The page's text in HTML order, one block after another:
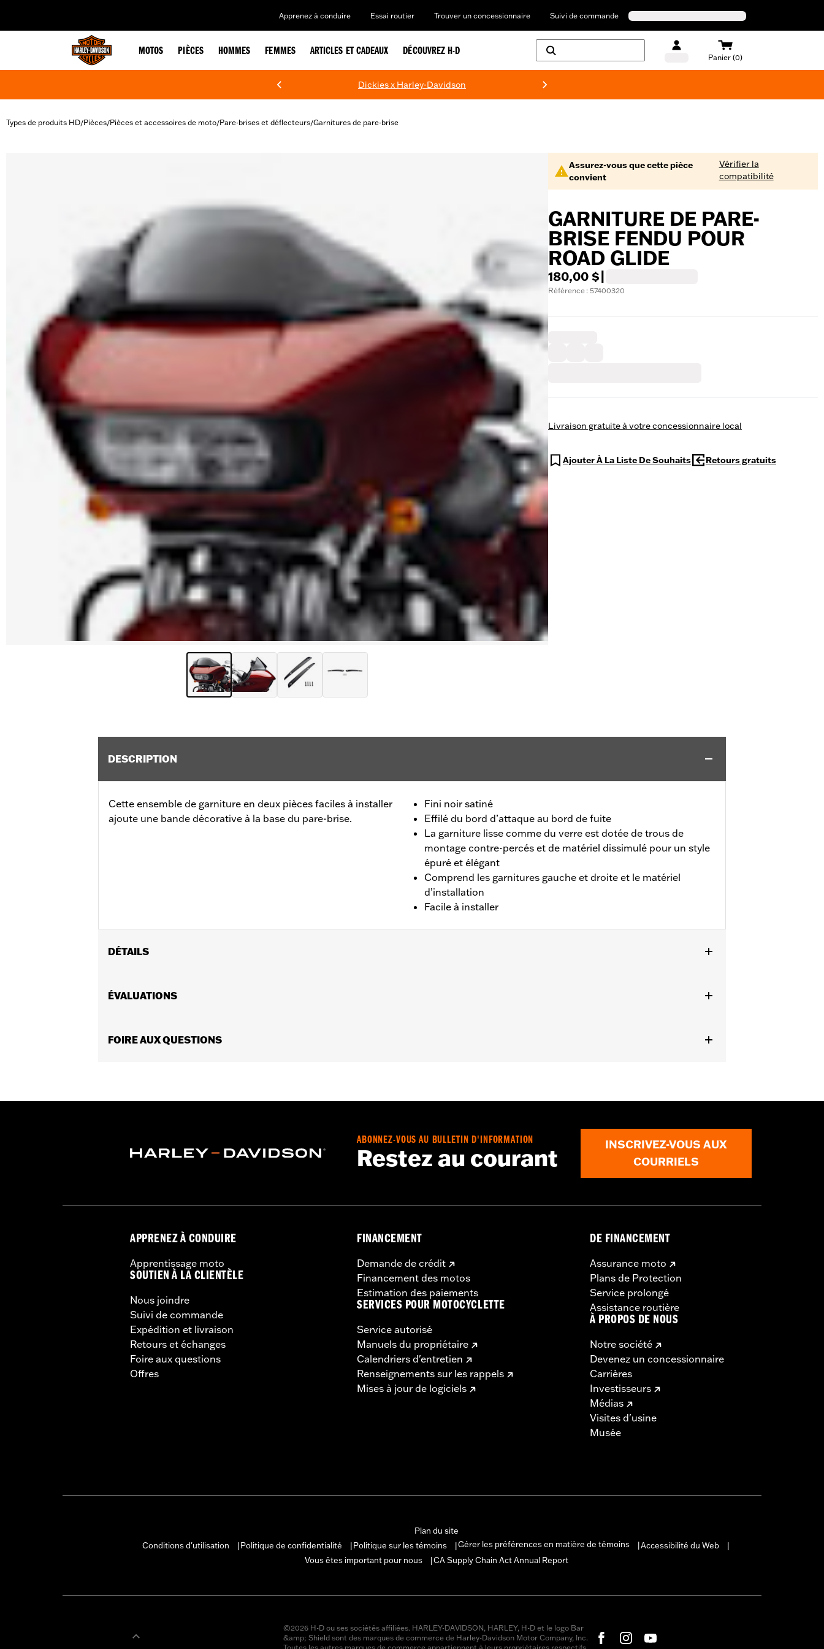
Apprenez à conduire Essai routier Trouver un concessionnaire Suivi de commande
MOTOS PIÈCES HOMMES FEMMES ARTICLES ET CADEAUX DÉCOUVREZ H-D
Panier (0)
Dickies x Harley-Davidson
Types de produits HD/Pièces/Pièces et accessoires de moto/Pare-brises et déflecteurs/Garnitures de pare-brise
Assurez-vous que cette pièce
convient
Vérifier la
compatibilité
GARNITURE DE PARE-
BRISE FENDU POUR
ROAD GLIDE
180,00 $
Référence : 57400320
Livraison gratuite à votre concessionnaire local
Ajouter À La Liste De Souhaits Retours gratuits
DESCRIPTION
Cette ensemble de garniture en deux pièces faciles à installer
ajoute une bande décorative à la base du pare-brise.
Fini noir satiné
Effilé du bord d’attaque au bord de fuite
La garniture lisse comme du verre est dotée de trous de
montage contre-percés et de matériel dissimulé pour un style
épuré et élégant
Comprend les garnitures gauche et droite et le matériel
d’installation
Facile à installer
DÉTAILS
FLTRXSTSE 2024 et après, et FLTRXRRSE 2025 et après.
Contenu de la boîte:Garnitures de gauche et de droite et matériel de fixation
ÉVALUATIONS
FOIRE AUX QUESTIONS
ABONNEZ-VOUS AU BULLETIN D'INFORMATION
Restez au courant
INSCRIVEZ-VOUS AUX
COURRIELS
APPRENEZ À CONDUIRE
Apprentissage moto
SOUTIEN À LA CLIENTÈLE
Nous joindre
Suivi de commande
Expédition et livraison
Retours et échanges
Foire aux questions
Offres
FINANCEMENT
Demande de crédit
Financement des motos
Estimation des paiements
SERVICES POUR MOTOCYCLETTE
Service autorisé
Manuels du propriétaire
Calendriers d'entretien
Renseignements sur les rappels
Mises à jour de logiciels
DE FINANCEMENT
Assurance moto
Plans de Protection
Service prolongé
Assistance routière
À PROPOS DE NOUS
Notre société
Devenez un concessionnaire
Carrières
Investisseurs
Médias
Visites d'usine
Musée
Plan du site
Conditions d'utilisation
Politique de confidentialité Politique sur les témoins Gérer les préférences en matière de témoins Accessibilité du Web
Vous êtes important pour nous
CA Supply Chain Act Annual Report
©2026 H-D ou ses sociétés affiliées. HARLEY-DAVIDSON, HARLEY, H-D et le logo Bar
&amp; Shield sont des marques de commerce de Harley-Davidson Motor Company, Inc.